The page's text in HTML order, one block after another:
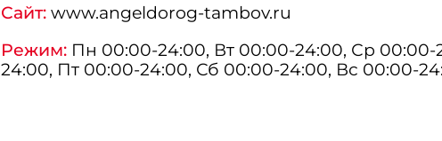
Сайт:www.angeldorog-tambov.ru
Режим:Пн 00:00-24:00, Вт 00:00-24:00, Ср 00:00-
24:00, Пт 00:00-24:00, Сб 00:00-24:00, Вс 00:00-